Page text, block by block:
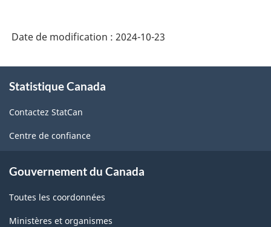
Date de modification : 2024-10-23
propos
ce
site
Statistique Canada
Contactez StatCan
Centre de confiance
Gouvernement du Canada
Toutes les coordonnées
Ministères et organismes